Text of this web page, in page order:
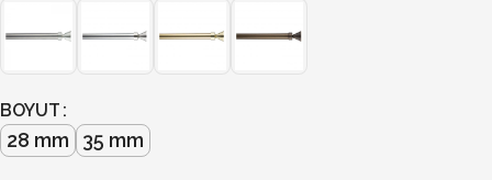
BOYUT
28 mm 35 mm